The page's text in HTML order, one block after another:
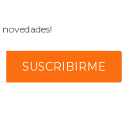
SUSCRIBIRME